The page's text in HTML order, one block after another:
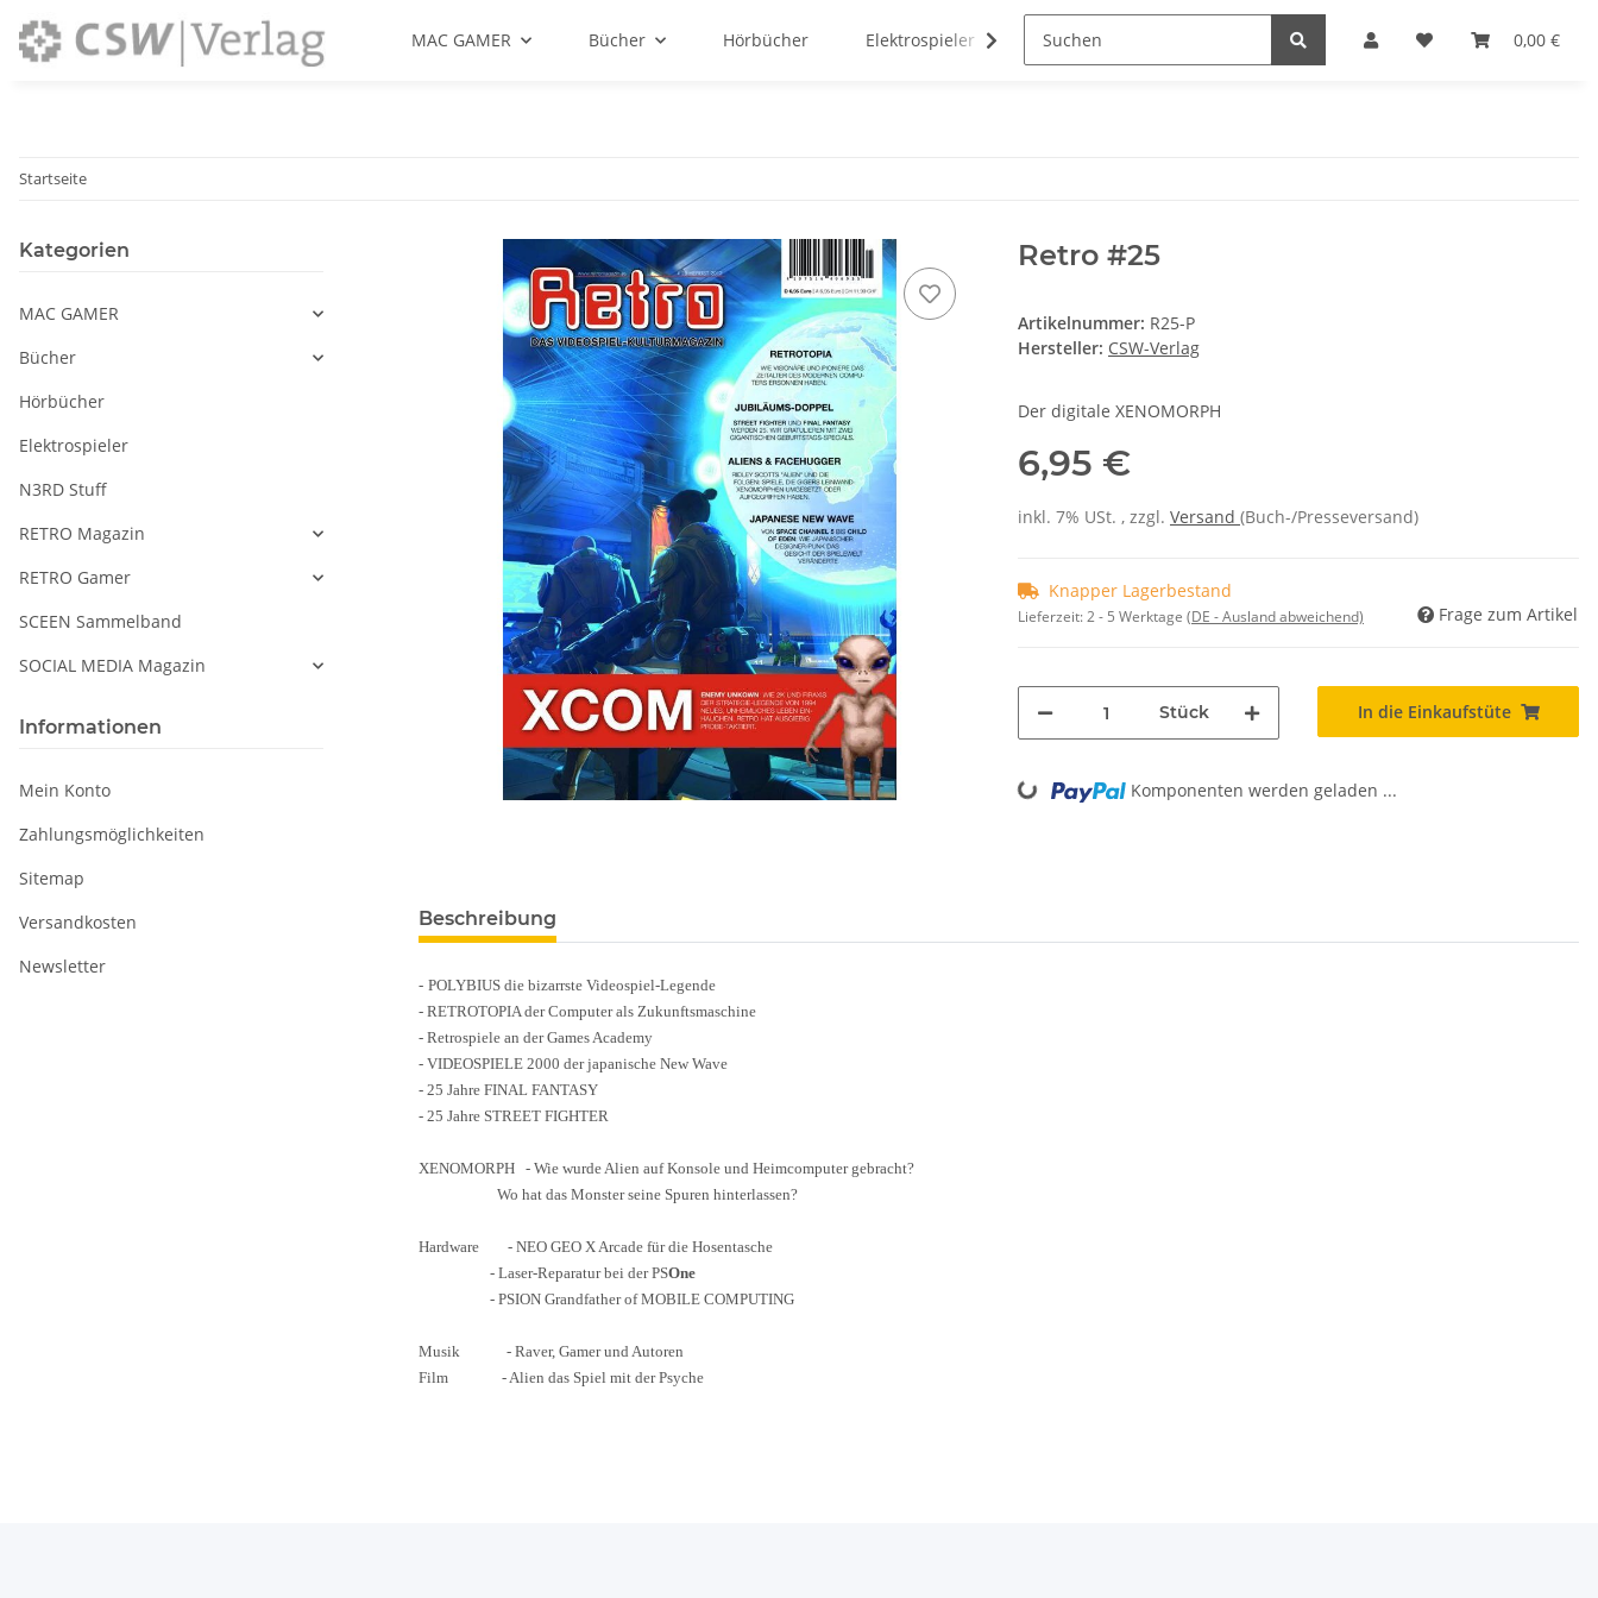
0,00 €
MAC GAMER Bücher Hörbücher Elektrospieler N3RD Stuff RETRO Magazin RETRO Gamer
Startseite
Retro #25
Artikelnummer: R25-P
Hersteller: CSW-Verlag
Der digitale XENOMORPH
6,95 €
inkl. 7% USt. , zzgl. Versand (Buch-/Presseversand)
Knapper Lagerbestand
Lieferzeit:2 - 5 Werktage (DE - Ausland abweichend) Frage zum Artikel
Stück In die Einkaufstüte
Loading... Komponenten werden geladen ...
Beschreibung
- POLYBIUS die bizarrste Videospiel-Legende
- RETROTOPIA der Computer als Zukunftsmaschine
- Retrospiele an der Games Academy
- VIDEOSPIELE 2000 der japanische New Wave
- 25 Jahre FINAL FANTASY
- 25 Jahre STREET FIGHTER
XENOMORPH - Wie wurde Alien auf Konsole und Heimcomputer gebracht?
Wo hat das Monster seine Spuren hinterlassen?
Hardware - NEO GEO X Arcade für die Hosentasche
- Laser-Reparatur bei der PSOne
- PSION Grandfather of MOBILE COMPUTING
Musik - Raver, Gamer und Autoren
Film - Alien das Spiel mit der Psyche
Kategorien
MAC GAMER
Bücher
Hörbücher
Elektrospieler
N3RD Stuff
RETRO Magazin
RETRO Gamer
SCEEN Sammelband
SOCIAL MEDIA Magazin
Informationen
Mein Konto
Zahlungsmöglichkeiten
Sitemap
Versandkosten
Newsletter